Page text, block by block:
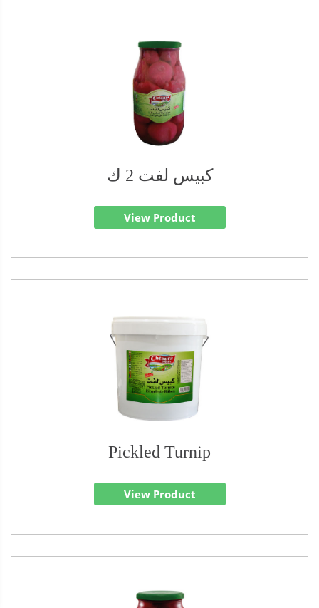
كبيس لفت 2 ك
View Product
Pickled Turnip
View Product